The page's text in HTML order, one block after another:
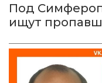
Под
ищут